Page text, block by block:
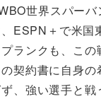
世界スパー
、ESPN＋で米
ランクも、こ
契約書に自身
、強い選手と